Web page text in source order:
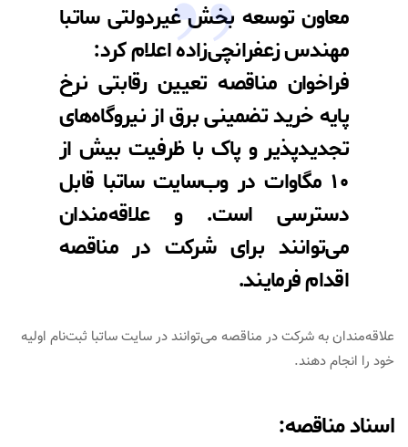
معاون توسعه بخش غیردولتی ساتبا
مهندس زعفرانچی‌زاده اعلام کرد:
فراخوان مناقصه تعیین رقابتی نرخ
پایه خرید تضمینی برق از نیروگاه‌های
تجدیدپذیر و پاک با ظرفیت بیش از
۱۰ مگاوات در وب‌سایت ساتبا قابل
دسترسی است. و علاقه‌مندان
می‌توانند برای شرکت در مناقصه
اقدام فرمایند.
علاقه‌مندان به شرکت در مناقصه می‌توانند در سایت ساتبا ثبت‌نام اولیه
خود را انجام دهند.
اسناد مناقصه: